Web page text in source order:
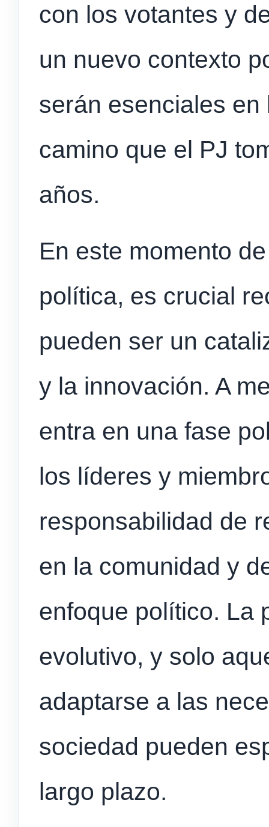
con los votantes y
un nuevo contexto
serán esenciales
camino que el PJ
años.
En este momento
política, es crucial
pueden ser un
y la innovación. A
entra en una fase
los líderes y
responsabilidad de
en la comunidad y
enfoque político. La
evolutivo, y solo
adaptarse a las
sociedad pueden
largo plazo.